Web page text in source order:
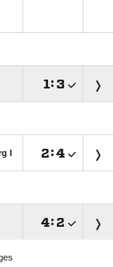
 : 
I :
: 